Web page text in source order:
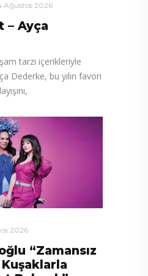
Ağustos 2026
– Ayça
tarzı içerikleriyle
Dederke, bu yılın favori
2026
“Zamansız
Kuşaklarla